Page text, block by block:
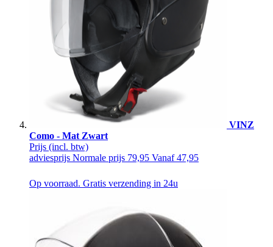
VINZ
Como - Mat Zwart
Prijs (incl. btw)
adviesprijs Normale prijs 79,95 Vanaf 47,95
Op voorraad. Gratis verzending in 24u